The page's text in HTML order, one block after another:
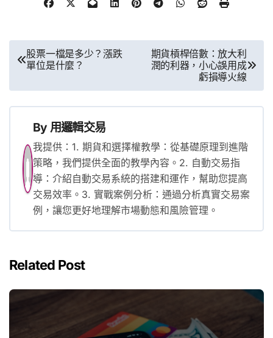
導
覽
股票一檔是多少？漲跌
單位是什麼？
期貨槓桿倍數：放大利
潤的利器，小心誤用成
虧損導火線
By 用邏輯交易
我提供：1. 期貨和選擇權教學：從基礎原理到進階
策略，我們提供全面的教學內容。2. 自動交易指
導：介紹自動交易系統的搭建和運作，幫助您提高
交易效率。3. 實戰案例分析：通過分析真實交易案
例，讓您更好地理解市場動態和風險管理。
Related Post